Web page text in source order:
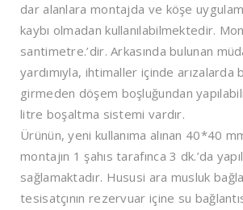
dar alanlara montajda ve köşe
kaybı olmadan kullanılabilmektedir.
santimetre.’dir. Arkasında bulunan
yardımıyla, ihtimaller içinde arızalarda
girmeden döşem boşluğundan
litre boşaltma sistemi vardır.
Ürünün, yeni kullanıma alınan 40*40
montajın 1 şahıs tarafınca 3 dk.’da
sağlamaktadır. Hususi ara musluk
tesisatçının rezervuar içine su